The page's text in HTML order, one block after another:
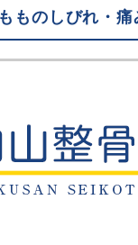
ものしびれ・